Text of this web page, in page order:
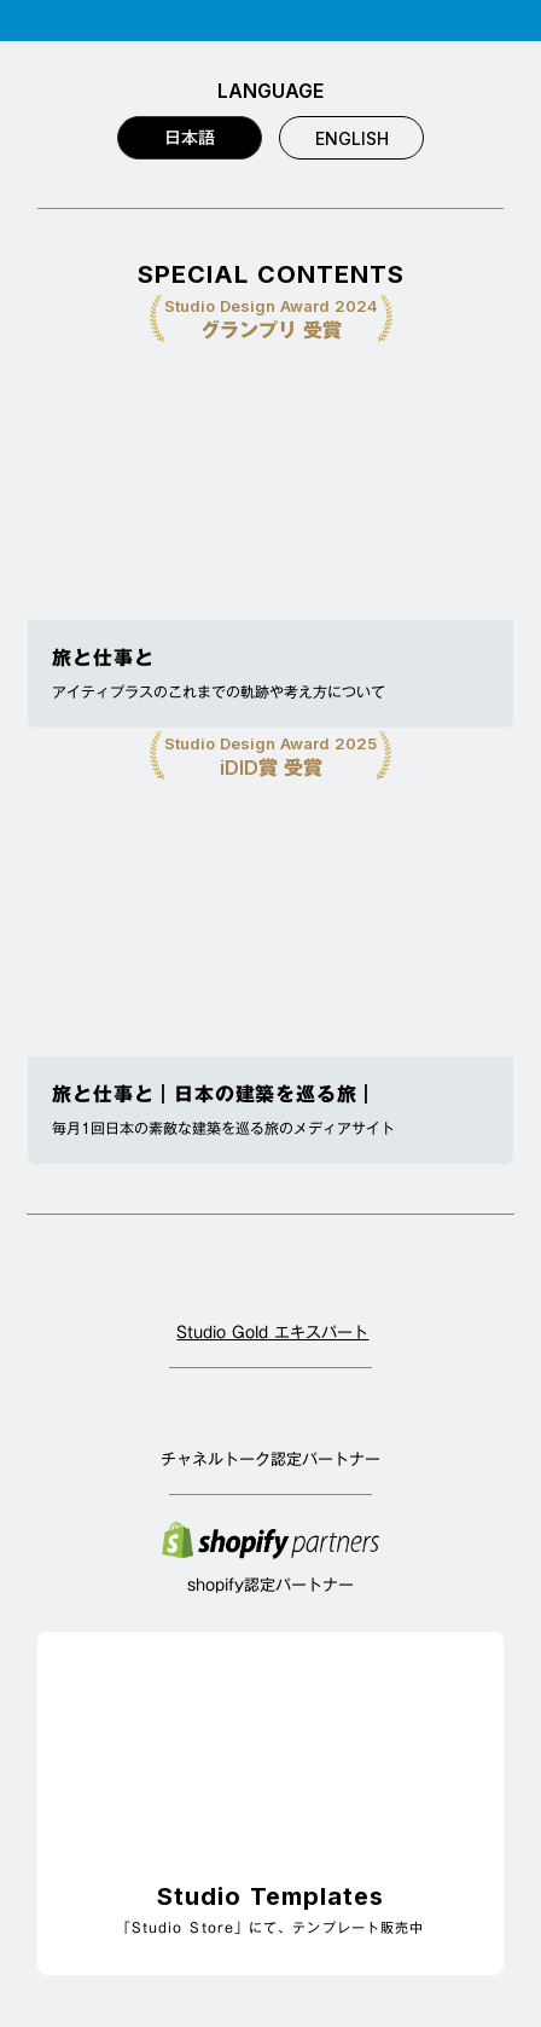
LANGUAGE
日本語 ENGLISH
SPECIAL CONTENTS
Studio Design Award 2024
グランプリ 受賞
旅と仕事と
アイティプラスのこれまでの軌跡や考え方について
Studio Design Award 2025
iDID賞 受賞
旅と仕事と｜日本の建築を巡る旅｜
毎月1回日本の素敵な建築を巡る旅のメディアサイト
Studio Gold エキスパート
チャネルトーク認定パートナー
shopify認定パートナー
Studio Templates
「Studio Store」にて、テンプレート販売中